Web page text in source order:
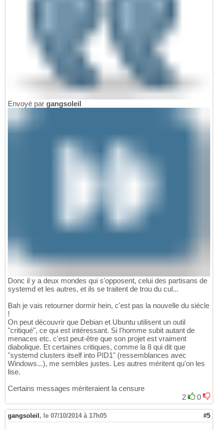
Envoyé par gangsoleil
Donc il y a deux mondes qui s'opposent, celui des partisans de
systemd et les autres, et ils se traitent de trou du cul...
Bah je vais retourner dormir hein, c'est pas la nouvelle du siècle
!
On peut découvrir que Debian et Ubuntu utilisent un outil
"critiqué", ce qui est intéressant. Si l'homme subit autant de
menaces etc. c'est peut-être que son projet est vraiment
diabolique. Et certaines critiques, comme la 8 qui dit que
"systemd clusters itself into PID1" (ressemblances avec
Windows...), me sembles justes. Les autres méritent qu'on les
lise.
Certains messages mériteraient la censure
2
0
gangsoleil , le 07/10/2014 à 17h05 #5